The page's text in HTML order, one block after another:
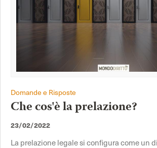
Domande e Risposte
Che cos'è la prelazione?
23/02/2022
La prelazione legale si configura come un